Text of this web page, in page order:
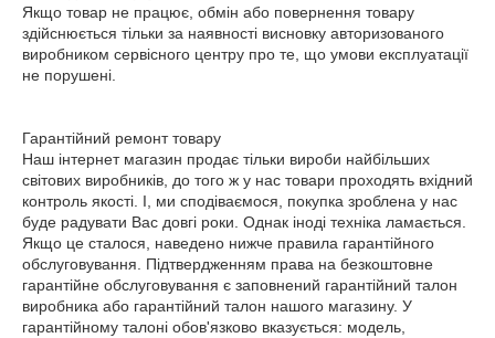
Якщо товар не працює, обмін або повернення товару
здійснюється тільки за наявності висновку авторизованого
виробником сервісного центру про те, що умови експлуатації
не порушені.
Гарантійний ремонт товару
Наш інтернет магазин продає тільки вироби найбільших
світових виробників, до того ж у нас товари проходять вхідний
контроль якості. І, ми сподіваємося, покупка зроблена у нас
буде радувати Вас довгі роки. Однак іноді техніка ламається.
Якщо це сталося, наведено нижче правила гарантійного
обслуговування. Підтвердженням права на безкоштовне
гарантійне обслуговування є заповнений гарантійний талон
виробника або гарантійний талон нашого магазину. У
гарантійному талоні обов'язково вказується: модель,